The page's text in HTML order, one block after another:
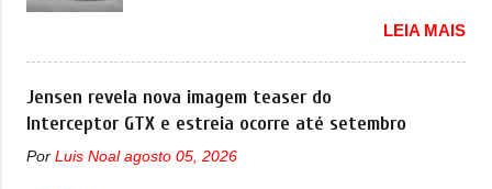
também chamado de Thunder, ele apresenta
uma melhoria de eficiência térmica e integra
12 elementos de hardware. Entre eles, motor
elétrico, controlador de motor, redutor,
conversor CC-CC, OBC, PDU, HBMS,
24 de outubro de 2025 que envolve os
proprietários da Strada no Brasil. O chamado
envolve unidades com ano/modelo 2026 da
picape compacta e envolve todas as versões
unidades afetadas precisam retornar a uma
LEIA MAIS
Jensen revela nova imagem teaser do
Interceptor GTX e estreia ocorre até setembro
Por Luis Noal agosto 05, 2026